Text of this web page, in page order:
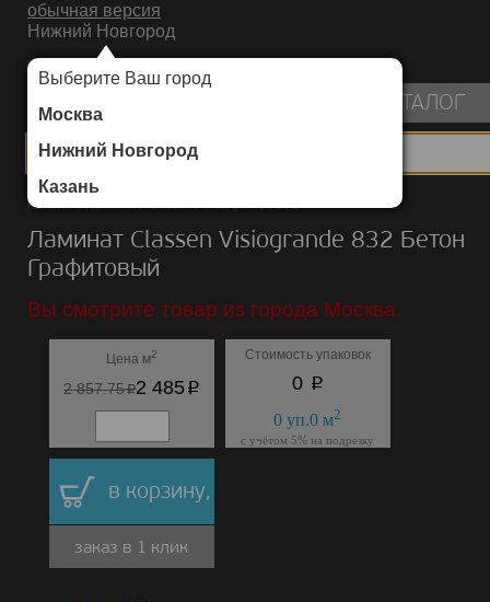
обычная версия
Нижний Новгород
Выберите Ваш город
Москва
Нижний Новгород
Казань
ИНТЕРНЕТ-МАГАЗИН НАПОЛЬНЫХ ПОКРЫТИЙ
КАТАЛОГ
Каталог/Ламинат/Classen/Visiogrande 832
Ламинат Classen Visiogrande 832 Бетон
Графитовый
Вы смотрите товар из города Москва.
Цена м2
2 857.75p2 485p
Стоимость упаковок
0 p
0 уп.0 м2
с учётом 5% на подрезку
в корзину,
заказ в 1 клик